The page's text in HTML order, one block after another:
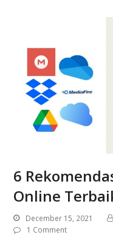
6
Online
December 15, 2021
1 Comment